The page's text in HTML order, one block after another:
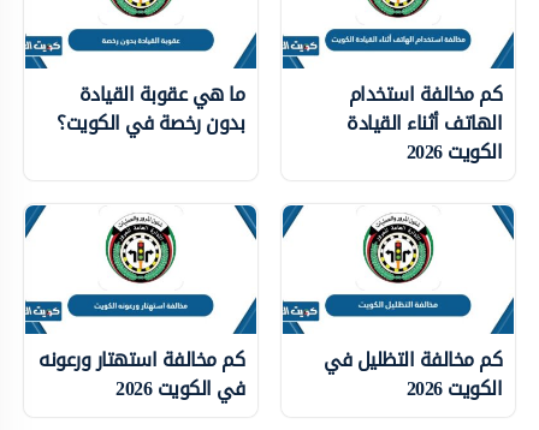
كم مخالفة استخدام
الهاتف أثناء القيادة
الكويت 2026
ما هي عقوبة القيادة
بدون رخصة في الكويت؟
كم مخالفة التظليل في
الكويت 2026
كم مخالفة استهتار ورعونه
في الكويت 2026